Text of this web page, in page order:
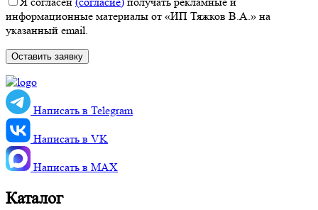
информационные материалы от «ИП Тяжков В.А.» на
указанный email.
Написать в Telegram
Написать в VK
Написать в MАХ
Каталог